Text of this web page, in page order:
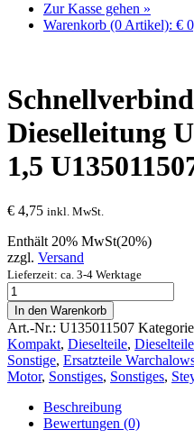
Zur Kasse gehen »
Warenkorb (0 Artikel): €
Dieselleitung
1,5
€ 4,75 inkl. MwSt.
Enthält 20% MwSt(20%)
zzgl. Versand
Lieferzeit: ca. 3-4 Werktage
Schnellverbinder
für
Dieselleitung
Universal
M12
x
1,5
U135011507
quantity
In den Warenkorb
Art.-Nr.: U135011507
Kompakt, Dieselteile, Dieselteile
Sonstige, Ersatzteile
Motor, Sonstiges, Sonstiges,
Beschreibung
Bewertungen (0)